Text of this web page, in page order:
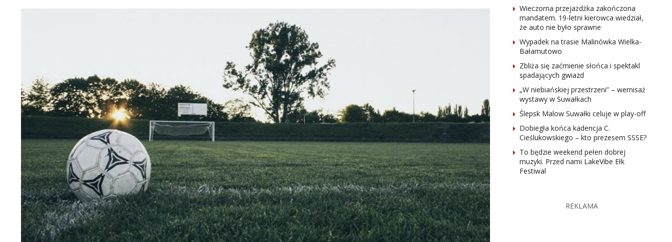
Wieczorna przejażdżka zakończona
mandatem. 19-letni kierowca wiedział,
że auto nie było sprawne
Wypadek na trasie Malinówka Wielka-
Bałamutowo
Zbliża się zaćmienie słońca i spektakl
spadających gwiazd
„W niebiańskiej przestrzeni” – wernisaż
wystawy w Suwałkach
Ślepsk Malow Suwałki celuje w play-off
Dobiegła końca kadencja C.
Cieślukowskiego – kto prezesem SSSE?
To będzie weekend pełen dobrej
muzyki. Przed nami LakeVibe Ełk
Festiwal
REKLAMA